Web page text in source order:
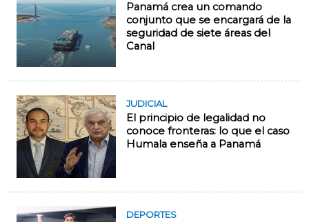
Panamá crea un comando
conjunto que se encargará de la
seguridad de siete áreas del
Canal
JUDICIAL
El principio de legalidad no
conoce fronteras: lo que el caso
Humala enseña a Panamá
DEPORTES